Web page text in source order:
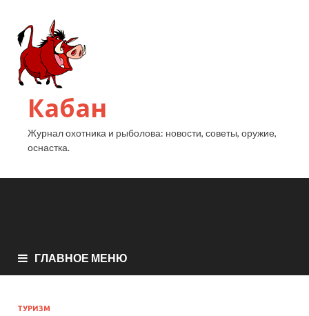
Кабан
Журнал охотника и рыболова: новости, советы, оружие,
оснастка.
ГЛАВНОЕ МЕНЮ
ТУРИЗМ